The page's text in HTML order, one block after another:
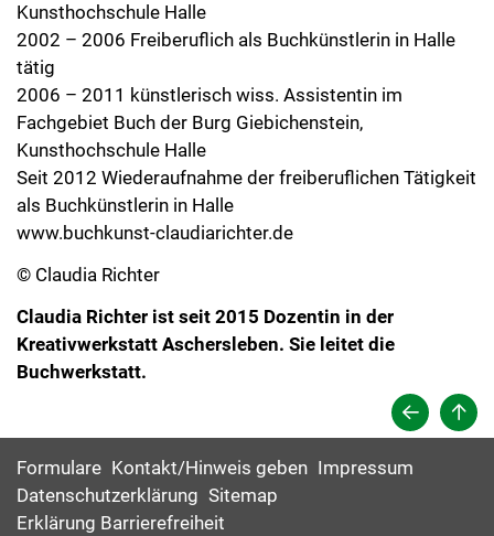
Kunsthochschule Halle
2002 – 2006 Freiberuflich als Buchkünstlerin in Halle
tätig
2006 – 2011 künstlerisch wiss. Assistentin im
Fachgebiet Buch der Burg Giebichenstein,
Kunsthochschule Halle
Seit 2012 Wiederaufnahme der freiberuflichen Tätigkeit
als Buchkünstlerin in Halle
www.buchkunst-claudiarichter.de
© Claudia Richter
Claudia Richter ist seit 2015 Dozentin in der
Kreativwerkstatt Aschersleben. Sie leitet die
Buchwerkstatt.
Formulare Kontakt/Hinweis geben Impressum
Datenschutzerklärung Sitemap
Erklärung Barrierefreiheit